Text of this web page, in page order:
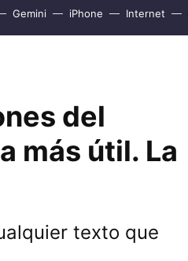
Gemini iPhone Internet
del
más útil. La
texto que